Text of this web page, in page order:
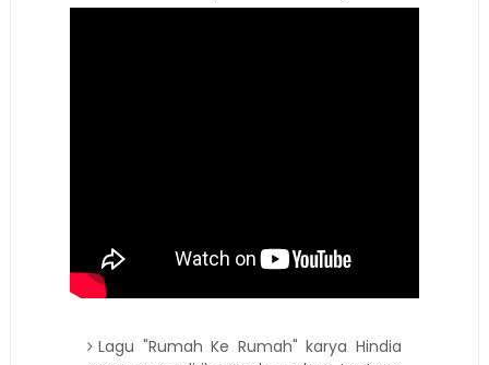
Lagu "Rumah Ke Rumah" karya Hindia